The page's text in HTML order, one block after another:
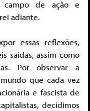
campo de ação e
adiante.
essas reflexões,
saídas, assim como
Por observar a
que cada vez
e fascista de
decidimos